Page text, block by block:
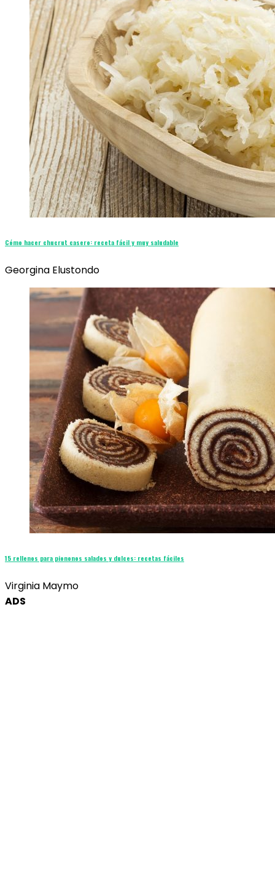
Cómo hacer chucrut casero: receta fácil y muy saludable
Georgina Elustondo
15 rellenos para piononos salados y dulces: recetas fáciles
Virginia Maymo
ADS